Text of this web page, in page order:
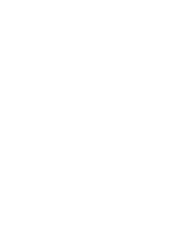
Perkuat